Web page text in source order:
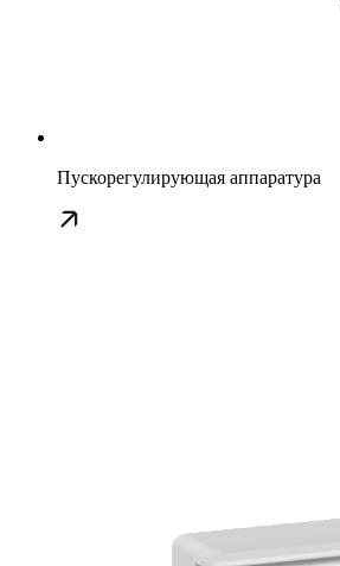
Пускорегулирующая аппаратура